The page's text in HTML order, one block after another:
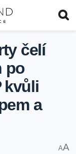
čelí
po
kvůli
a
AA